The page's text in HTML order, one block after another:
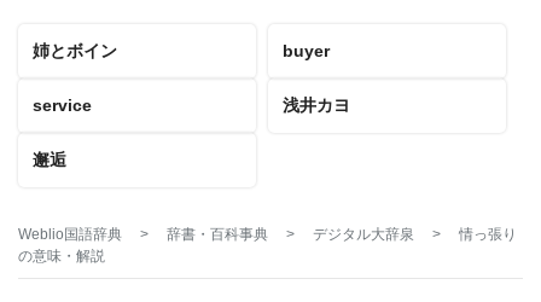
姉とボイン buyer
service 浅井カヨ
邂逅
Weblio国語辞典 > 辞書・百科事典 > デジタル大辞泉 >
情っ張り
の意味・解説